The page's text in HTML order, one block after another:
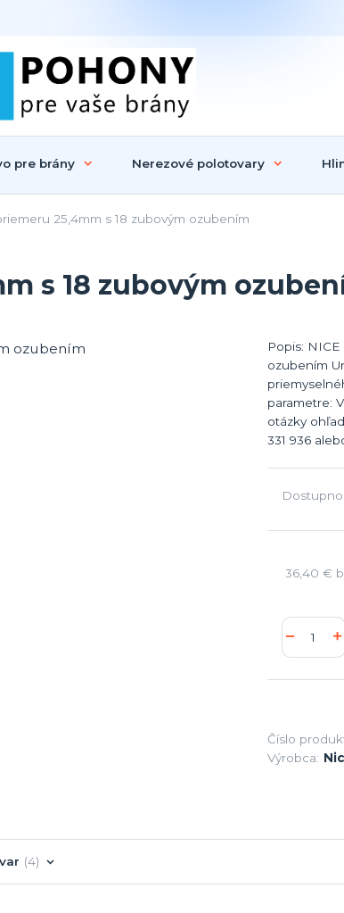
pre brány Nerezové polotovary
25,4mm s 18 zubovým ozubením
s 18 zubovým
Popis:
ozubením
parametre:
otázky
331 936
36,40 €
Číslo
Výrobca:
4